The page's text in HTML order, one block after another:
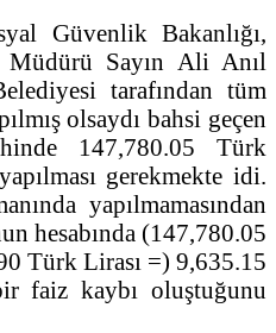
Güvenlik Bakanlığı,
Müdürü Sayın Ali Anıl
tarafından tüm
olsaydı bahsi geçen
147,780.05 Türk
gerekmekte idi.
yapılmamasından
hesabında (147,780.05
Türk Lirası =) 9,635.15
faiz kaybı oluştuğunu